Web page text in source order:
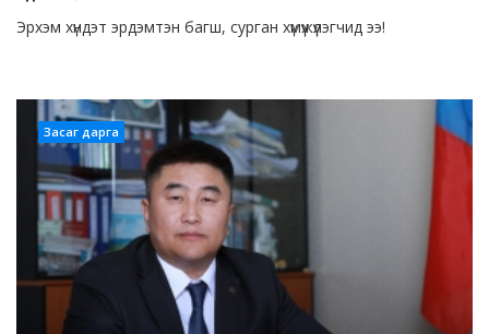
Эрхэм хүндэт эрдэмтэн багш, сурган хүмүүжүүлэгчид ээ!
Засаг дарга